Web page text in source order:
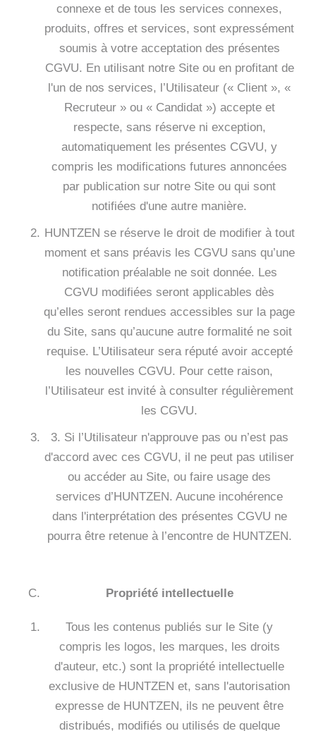
connexe et de tous les services connexes,
produits, offres et services, sont expressément
soumis à votre acceptation des présentes
CGVU. En utilisant notre Site ou en profitant de
l'un de nos services, l’Utilisateur (« Client », «
Recruteur » ou « Candidat ») accepte et
respecte, sans réserve ni exception,
automatiquement les présentes CGVU, y
compris les modifications futures annoncées
par publication sur notre Site ou qui sont
notifiées d'une autre manière.
HUNTZEN se réserve le droit de modifier à tout
moment et sans préavis les CGVU sans qu’une
notification préalable ne soit donnée. Les
CGVU modifiées seront applicables dès
qu’elles seront rendues accessibles sur la page
du Site, sans qu’aucune autre formalité ne soit
requise. L’Utilisateur sera réputé avoir accepté
les nouvelles CGVU. Pour cette raison,
l’Utilisateur est invité à consulter régulièrement
les CGVU.
3. Si l’Utilisateur n'approuve pas ou n’est pas
d'accord avec ces CGVU, il ne peut pas utiliser
ou accéder au Site, ou faire usage des
services d’HUNTZEN. Aucune incohérence
dans l'interprétation des présentes CGVU ne
pourra être retenue à l’encontre de HUNTZEN.
Propriété intellectuelle
Tous les contenus publiés sur le Site (y
compris les logos, les marques, les droits
d'auteur, etc.) sont la propriété intellectuelle
exclusive de HUNTZEN et, sans l'autorisation
expresse de HUNTZEN, ils ne peuvent être
distribués, modifiés ou utilisés de quelque